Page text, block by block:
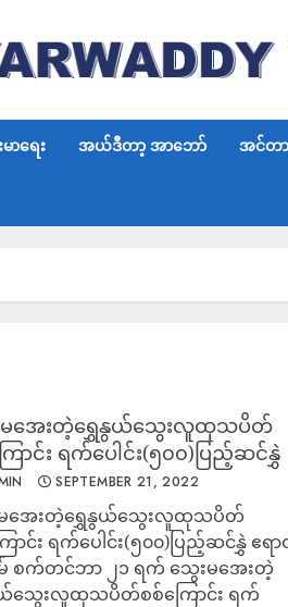
ာရေး အယ်ဒီတာ့ အာဘော် အင်တာ
မအေးတဲ့ရွှေနွယ်သွေးလူထုသပိတ်
ောင်း ရက်ပေါင်း(၅၀၀)ပြည့်ဆင်နွှဲ
SEPTEMBER 21, 2022
အေးတဲ့ရွှေနွယ်သွေးလူထုသပိတ်
ောင်း ရက်ပေါင်း(၅၀၀)ပြည့်ဆင်နွှဲ ဧရ
စက်တင်ဘာ ၂၁ ရက် သွေးမအေးတဲ့
သွေးလူထုသပိတ်စစ်ကြောင်း ရက်